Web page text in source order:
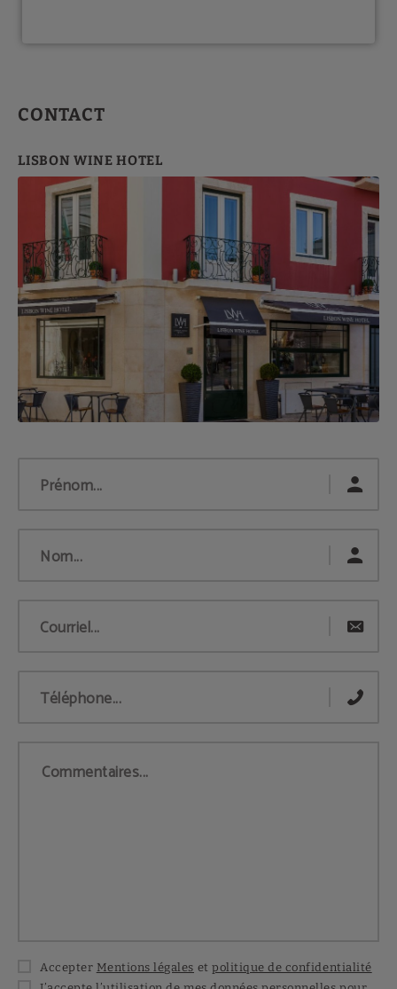
CONTACT
Prénom...
Nom...
Courriel...
Téléphone...
Commentaires...
Accepter Mentions légales etpolitique de confidentialité